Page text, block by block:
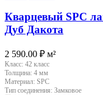
Кварцевый SPC
Дуб Дакота
2 590.00 ₽ м²
Класс: 42 класс
Толщина: 4 мм
Материал: SPC
Тип соединения: Замковое